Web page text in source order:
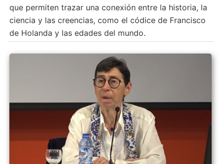
que permiten trazar una conexión entre la historia, la
ciencia y las creencias, como el códice de Francisco
de Holanda y las edades del mundo.